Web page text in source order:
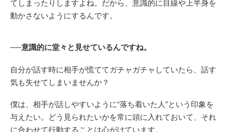
てしまったりしますよね。だから、意識的に目線や上半身を
動かさないようにするんです。
──意識的に堂々と見せているんですね。
自分が話す時に相手が慌ててガチャガチャしていたら、話す
気も失せてしまいませんか？
僕は、相手が話しやすいように“落ち着いた人”という印象を
与えたい。どう見られたいかを常に頭に入れておいて、それ
に合わせて行動することは心がけています。